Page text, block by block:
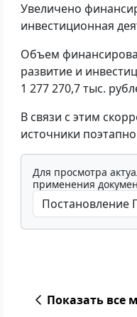
Увеличено
инвестиционная
Объем
развитие и
1 277 270,7 тыс.
В связи с этим
источники
Для просмотра
применения
Показать все